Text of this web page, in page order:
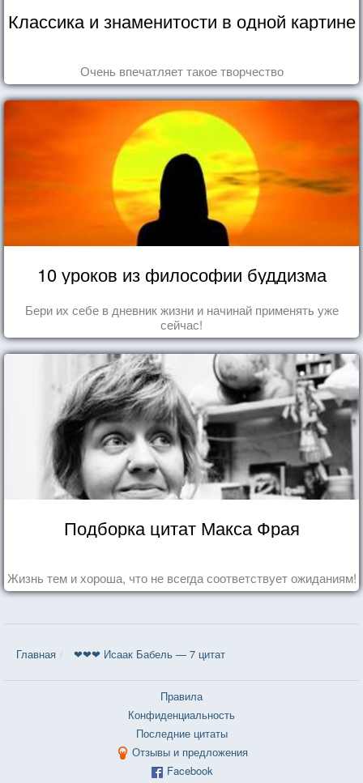
Классика и знаменитости в одной картине
Очень впечатляет такое творчество
10 уроков из философии буддизма
Бери их себе в дневник жизни и начинай применять уже
сейчас!
Подборка цитат Макса Фрая
Жизнь тем и хороша, что не всегда соответствует ожиданиям!
Главная ❤❤❤ Исаак Бабель — 7 цитат
Правила
Конфиденциальность
Последние цитаты
Отзывы и предложения
Facebook